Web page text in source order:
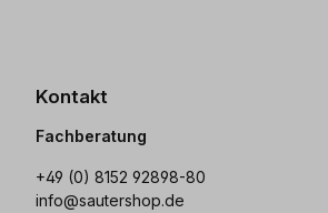
Kontakt
Fachberatung
+49 (0) 8152 92898-80
info@sautershop.de